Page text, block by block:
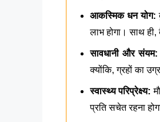
आकस्मिक धन योग:
लाभ होगा। साथ
सावधानी और संयम:
क्योंकि, ग्रहों का
स्वास्थ्य परिप्रेक्ष्य:
प्रति सचेत रहना